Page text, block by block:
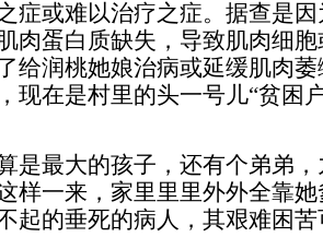
症或难以治疗之症。据查是
肉蛋白质缺失，导致肌肉细
给润桃她娘治病或延缓肌肉
现在是村里的头一号儿“贫困
是最大的孩子，还有个弟弟
样一来，家里里里外外全靠
起的垂死的病人，其艰难困